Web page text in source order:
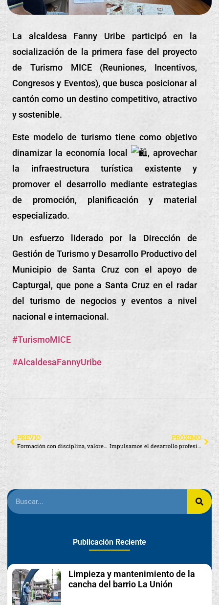
La alcaldesa Fanny Uribe participó en la
socialización de la primera fase del proyecto
de Turismo MICE (Reuniones, Incentivos,
Congresos y Eventos), que busca posicionar al
cantón como un destino competitivo, atractivo
y sostenible.
Este modelo de turismo tiene como objetivo
dinamizar la economía local
, aprovechar
la infraestructura turística existente y
promover el desarrollo mediante estrategias
de promoción, planificación y material
especializado.
Un esfuerzo liderado por la Dirección de
Gestión de Turismo y Desarrollo Productivo del
Municipio de Santa Cruz con el apoyo de
Capturgal, que pone a Santa Cruz en el radar
del turismo de negocios y eventos a nivel
nacional e internacional.
#TurismoMICE
#AlcaldesaFannyUribe
PREVIO
Formación con disciplina, valores y liderazgo para el futuro de Santa Cruz
PRÓXIMO
Impulsamos el desarrollo profesional y el bienestar laboral
Publicación Reciente
Limpieza y mantenimiento de la
cancha del barrio La Unión